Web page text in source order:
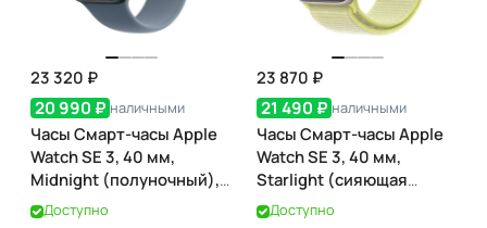
23 320 ₽
20 990 ₽ наличными
Часы Смарт-часы Apple
Watch SE 3, 40 мм,
Midnight (полуночный),
GPSДоступно
23 870 ₽
21 490 ₽ наличными
Часы Смарт-часы Apple
Watch SE 3, 40 мм,
Starlight (сияющая
звезда), GPS
Доступно